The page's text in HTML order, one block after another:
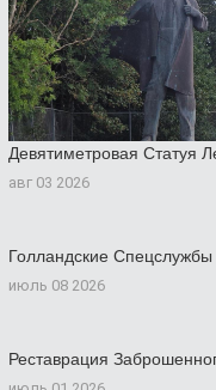
Девятиметровая Статуя
авг 03 2026
Голландские
июль 08 2026
Реставрация